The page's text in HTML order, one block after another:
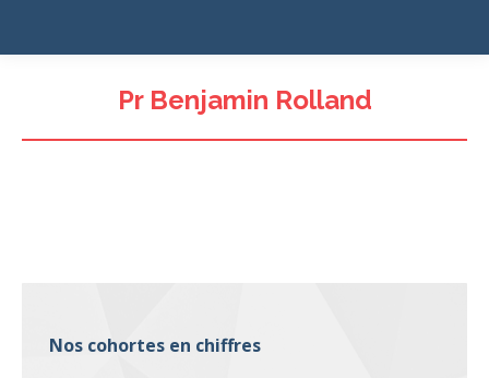
Pr Benjamin Rolland
Nos cohortes en chiffres